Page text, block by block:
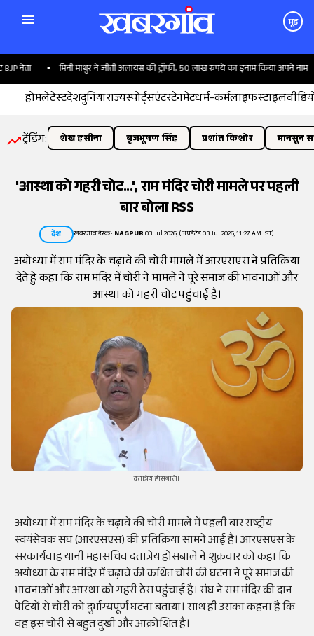
मूड
नेता मिनी माथुर ने जीती अलायंस की ट्रॉफी, 50 लाख रुपये का इनाम किया अपने नाम
होमलेटेस्टदेशदुनियाराज्यस्पोर्ट्सएंटरटेनमेंटधर्म-कर्मलाइफस्टाइल
ट्रेंडिंग: शेख हसीना बृजभूषण सिंह प्रशांत किशोर मानसून
'आस्था को गहरी चोट...', राम मंदिर चोरी मामले पर पहली
बार बोला RSS
देश खबरगांव डेस्क• NAGPUR03 Jul 2026, (अपडेटेड 03 Jul 2026, 11:27 AM IST)
अयोध्या में राम मंदिर के चढ़ावे की चोरी मामले में आरएसएस ने प्रतिक्रिया
देते हुे कहा कि राम मंदिर में चोरी ने मामले ने पूरे समाज की भावनाओं और
आस्था को गहरी चोट पहुंचाई है।
दत्तात्रेय होसबाले।
अयोध्या में राम मंदिर के चढ़ावे की चोरी मामले में पहली बार राष्ट्रीय
स्वयंसेवक संघ (आरएसएस) की प्रतिक्रिया सामने आई है। आरएसएस के
सरकार्यवाह यानी महासचिव दत्तात्रेय होसबाले ने शुक्रवार को कहा कि
अयोध्या के राम मंदिर में चढ़ावे की कथित चोरी की घटना ने पूरे समाज की
भावनाओं और आस्था को गहरी ठेस पहुंचाई है। संघ ने राम मंदिर की दान
पेटियों से चोरी को दुर्भाग्यपूर्ण घटना बताया। साथ ही उसका कहना है कि
वह इस चोरी से बहुत दुखी और आक्रोशित है।